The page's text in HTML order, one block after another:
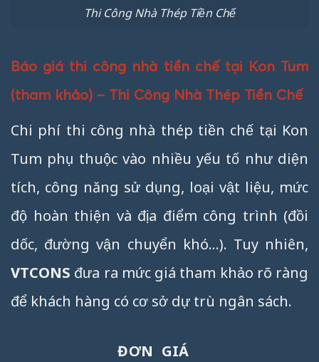
Thi Công Nhà Thép Tiền Chế
Báo giá thi công nhà tiền chế tại Kon Tum
(tham khảo) – Thi Công Nhà Thép Tiền Chế
Chi phí thi công nhà thép tiền chế tại Kon
Tum phụ thuộc vào nhiều yếu tố như diện
tích, công năng sử dụng, loại vật liệu, mức
độ hoàn thiện và địa điểm công trình (đồi
dốc, đường vận chuyển khó…). Tuy nhiên,
VTCONS đưa ra mức giá tham khảo rõ ràng
để khách hàng có cơ sở dự trù ngân sách.
ĐƠN GIÁ